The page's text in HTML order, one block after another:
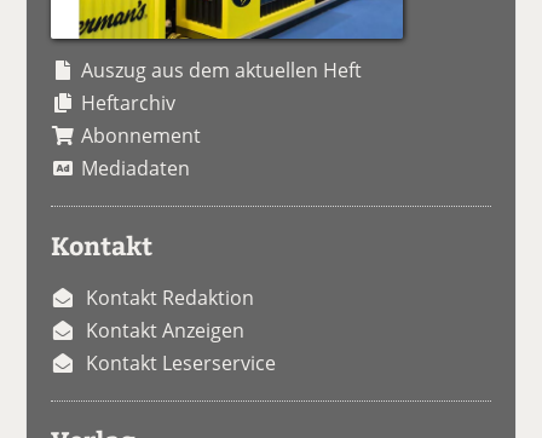
Auszug aus dem aktuellen Heft
Heftarchiv
Abonnement
Mediadaten
Kontakt
Kontakt Redaktion
Kontakt Anzeigen
Kontakt Leserservice